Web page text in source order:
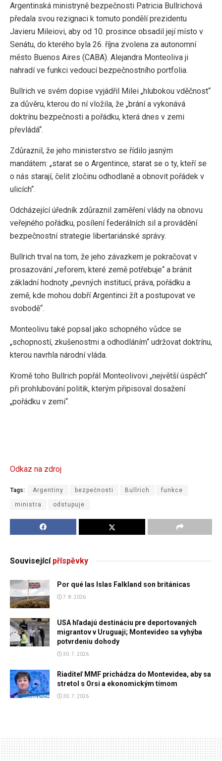
Argentinská ministryně bezpečnosti Patricia Bullrichová
předala svou rezignaci k tomuto pondělí prezidentu
Javieru Mileiovi, aby od 10. prosince obsadil její místo v
Senátu, do kterého byla 26. října zvolena za autonomní
město Buenos Aires (CABA). Alejandra Monteoliva ji
nahradí ve funkci vedoucí bezpečnostního portfolia.
Bullrich ve svém dopise vyjádřil Milei „hlubokou vděčnost“
za důvěru, kterou do ní vložila, že „brání a vykonává
doktrínu bezpečnosti a pořádku, která dnes v zemi
převládá“.
Zdůraznil, že jeho ministerstvo se řídilo jasným
mandátem: „starat se o Argentince, starat se o ty, kteří se
o nás starají, čelit zločinu odhodlaně a obnovit pořádek v
ulicích“.
Odcházející úředník zdůraznil zaměření vlády na obnovu
veřejného pořádku, posílení federálních sil a provádění
bezpečnostní strategie libertariánské správy.
Bullrich trval na tom, že jeho závazkem je pokračovat v
prosazování „reforem, které země potřebuje“ a bránit
základní hodnoty „pevných institucí, práva, pořádku a
země, kde mohou dobří Argentinci žít a postupovat ve
svobodě“.
Monteolivu také popsal jako schopného vůdce se
„schopností, zkušenostmi a odhodláním“ udržovat doktrínu,
kterou navrhla národní vláda.
Kromě toho Bullrich popřál Monteolivovi „největší úspěch“
při prohlubování politik, kterým připisoval dosažení
„pořádku v zemi“.
Odkaz na zdroj
Tags: Argentiny bezpečnosti Bullrich funkce
ministra odstupuje
Souvisejícípříspěvky
Por qué las Islas Falkland son británicas
7. 8. 2026
USA hľadajú destináciu pre deportovaných
migrantov v Uruguaji; Montevideo sa vyhýba
potvrdeniu dohody
30. 7. 2026
Riaditeľ MMF prichádza do Montevidea, aby sa
stretol s Orsi a ekonomickým tímom
30. 7. 2026